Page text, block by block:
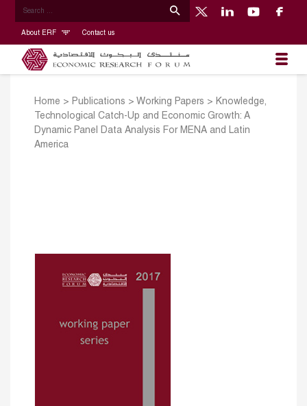
About ERF Contact us
Home > Publications > Working Papers > Knowledge,
Technological Catch-Up and Economic Growth: A
Dynamic Panel Data Analysis For MENA and Latin
America